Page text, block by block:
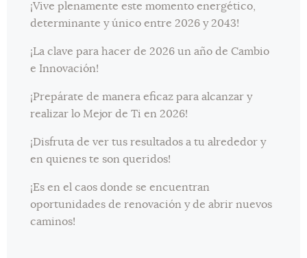
¡Vive plenamente este momento energético,
determinante y único entre 2026 y 2043!
¡La clave para hacer de 2026 un año de Cambio
e Innovación!
¡Prepárate de manera eficaz para alcanzar y
realizar lo Mejor de Ti en 2026!
¡Disfruta de ver tus resultados a tu alrededor y
en quienes te son queridos!
¡Es en el caos donde se encuentran
oportunidades de renovación y de abrir nuevos
caminos!